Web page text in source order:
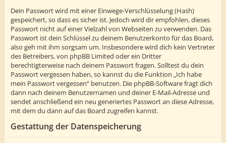
Dein Passwort wird mit einer Einwege-Verschlüsselung (Hash)
gespeichert, so dass es sicher ist. Jedoch wird dir empfohlen, dieses
Passwort nicht auf einer Vielzahl von Webseiten zu verwenden. Das
Passwort ist dein Schlüssel zu deinem Benutzerkonto für das Board,
also geh mit ihm sorgsam um. Insbesondere wird dich kein Vertreter
des Betreibers, von phpBB Limited oder ein Dritter
berechtigterweise nach deinem Passwort fragen. Solltest du dein
Passwort vergessen haben, so kannst du die Funktion „Ich habe
mein Passwort vergessen“ benutzen. Die phpBB-Software fragt dich
dann nach deinem Benutzernamen und deiner E-Mail-Adresse und
sendet anschließend ein neu generiertes Passwort an diese Adresse,
mit dem du dann auf das Board zugreifen kannst.
Gestattung der Datenspeicherung